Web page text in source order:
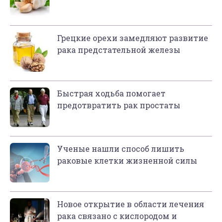
Грецкие орехи замедляют развитие
рака предстательной железы
Быстрая ходьба помогает
предотвратить рак простаты
Ученые нашли способ лишить
раковые клетки жизненной силы
Новое открытие в области лечения
рака связано с кислородом и